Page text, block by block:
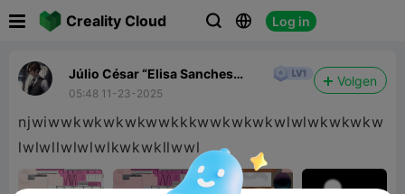
Creality Cloud   Log in
Júlio César “Elisa Sanches
Feitosa” OCF
05:48 11-23-2025
Volgen
njwiwwkwkwkwkwwkkkwwkwkwkwlwlwkwkwkw
lwlwllwlwlwlkwkwkllwwl